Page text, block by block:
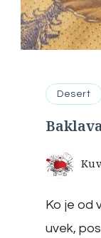
Desert
Ko je od
uvek,